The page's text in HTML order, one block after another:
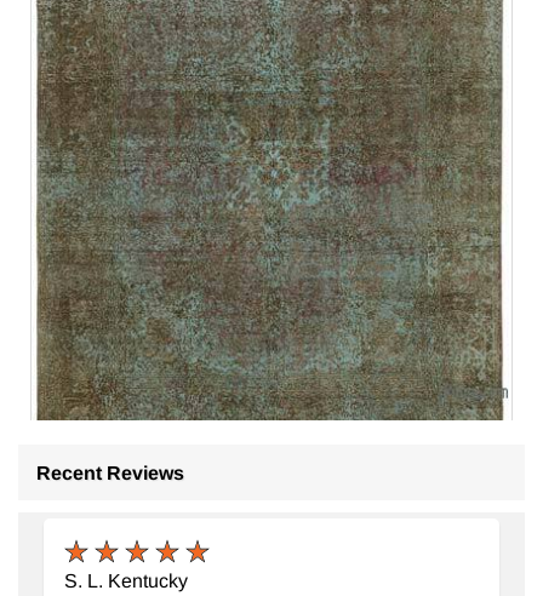
$2197
Recent Reviews
S. L. Kentucky